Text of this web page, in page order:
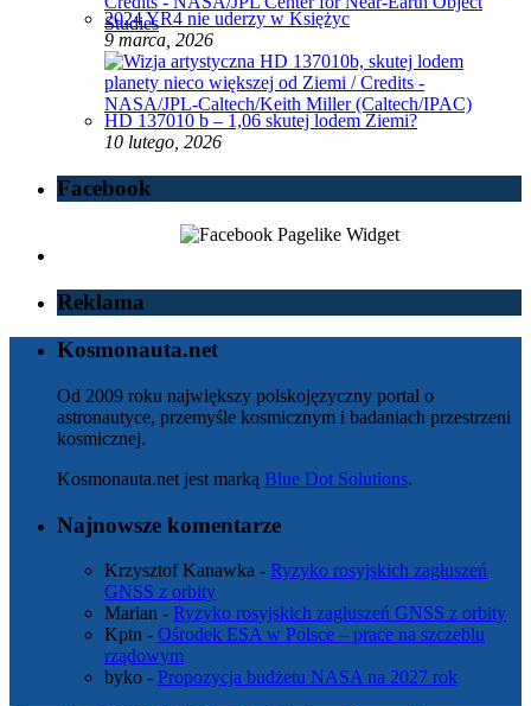
2024 YR4 nie uderzy w Księżyc
9 marca, 2026
HD 137010 b – 1,06 skutej lodem Ziemi?
10 lutego, 2026
Facebook
Reklama
Kosmonauta.net
Od 2009 roku największy polskojęzyczny portal o
astronautyce, przemyśle kosmicznym i badaniach przestrzeni
kosmicznej.
Kosmonauta.net jest marką Blue Dot Solutions.
Najnowsze komentarze
Krzysztof Kanawka - Ryzyko rosyjskich zagłuszeń
GNSS z orbity
Marian - Ryzyko rosyjskich zagłuszeń GNSS z orbity
Kptn - Ośrodek ESA w Polsce – prace na szczeblu
rządowym
byko - Propozycja budżetu NASA na 2027 rok